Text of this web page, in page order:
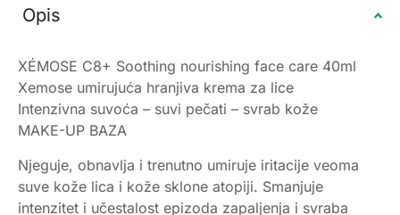
Opis
XÉMOSE C8+ Soothing nourishing face care 40ml
Xemose umirujuća hranjiva krema za lice
Intenzivna suvoća – suvi pečati – svrab kože
MAKE-UP BAZA
Njeguje, obnavlja i trenutno umiruje iritacije veoma
suve kože lica i kože sklone atopiji. Smanjuje
intenzitet i učestalost epizoda zapaljenja i svraba